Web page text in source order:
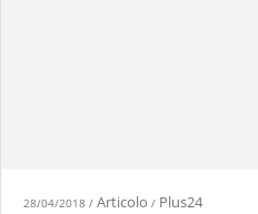
28/04/2018 / Articolo / Plus24